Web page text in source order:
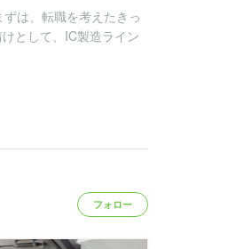
は、転職を考えたきっ
として、IC製造ライン
フォロー